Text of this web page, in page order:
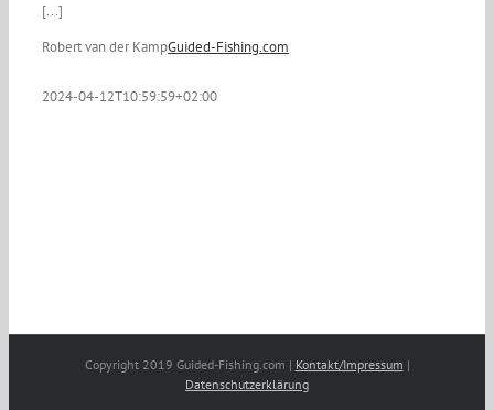
[...]
Robert van der KampGuided-Fishing.com
2024-04-12T10:59:59+02:00
Copyright 2019 Guided-Fishing.com | Kontakt/Impressum |
Datenschutzerklärung